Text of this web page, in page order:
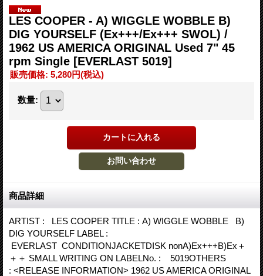
LES COOPER - A) WIGGLE WOBBLE B)
DIG YOURSELF (Ex+++/Ex+++ SWOL) /
1962 US AMERICA ORIGINAL Used 7" 45
rpm Single [EVERLAST 5019]
販売価格: 5,280円(税込)
数量:
商品詳細
ARTIST : LES COOPER TITLE : A) WIGGLE WOBBLE B)
DIG YOURSELF LABEL :
EVERLAST CONDITIONJACKETDISK nonA)Ex+++B)Ex＋
＋＋ SMALL WRITING ON LABELNo. : 5019OTHERS
: <RELEASE INFORMATION> 1962 US AMERICA ORIGINAL